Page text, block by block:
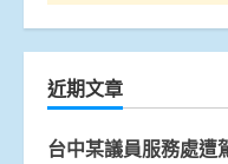
近期文章
台中某議員服務處